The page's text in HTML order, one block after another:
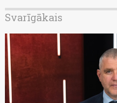
Svarīgākais